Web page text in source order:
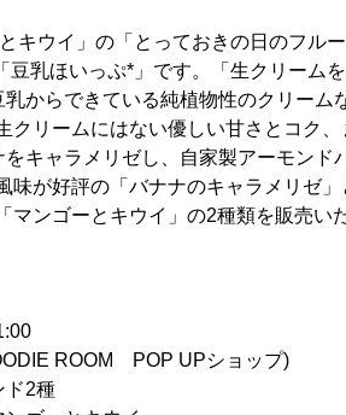
ウイ」の「とっておきの日のフルー
乳ほいっぷ*」です。「生クリーム
からできている純植物性のクリーム
リームにはない優しい甘さとコク、
キャラメリゼし、自家製アーモンド
が好評の「バナナのキャラメリゼ
ンゴーとキウイ」の2種類を販売い
ROOM POP UPショップ)
ド2種